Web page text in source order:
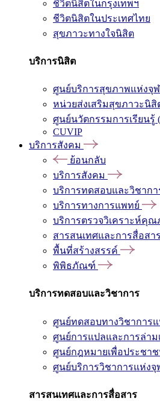
ชีวิตนิสิตในกรุงเทพฯ
ชีวิตนิสิตในประเทศไทย
สุขภาวะทางใจนิสิต
บริการนิสิต
ศูนย์บริการสุขภาพแห่งจุ
หน่วยส่งเสริมสุขภาวะนิสิ
ศูนย์นวัตกรรมการเรียนรู้
CUVIP
บริการสังคม
ย้อนกลับ
บริการสังคม
บริการทดสอบและวิชากา
บริการทางการแพทย์
บริการตรวจวิเคราะห์คุณ
สารสนเทศและการสื่อสาร
พื้นที่สร้างสรรค์
พิพิธภัณฑ์
บริการทดสอบและวิชาการ
ศูนย์ทดสอบทางวิชาการแ
ศูนย์การแปลและการล่าม
ศูนย์กฎหมายเพื่อประชา
ศูนย์บริการวิชาการแห่ง
สารสนเทศและการสื่อสาร